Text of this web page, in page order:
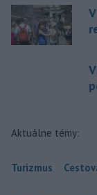
Aktuálne témy:
Turizmus